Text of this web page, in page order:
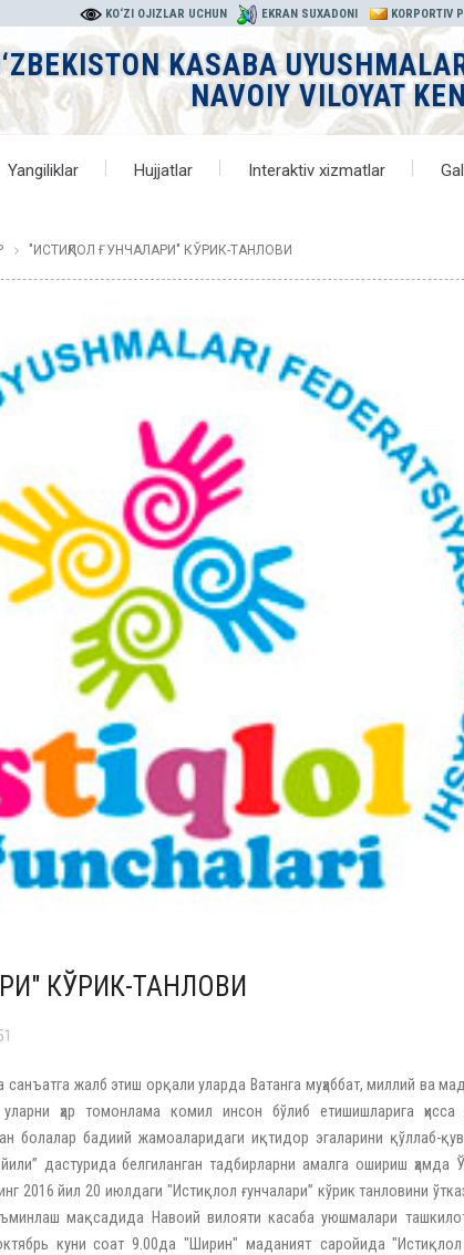
KO‘ZI OJIZLAR UCHUN EKRAN SUXADONI KORPORTIV
KASABA
NAVOIY VILOYAT
Yangiliklar Hujjatlar Interaktiv xizmatlar
"ИСТИҚЛОЛ ҒУНЧАЛАРИ" КЎРИК-ТАНЛОВИ
КЎРИК-ТАНЛОВИ
санъатга жалб этиш орқали уларда Ватанга муҳаббат, миллий ва
уларни ҳар томонлама комил инсон бўлиб етишишларига
болалар бадиий жамоаларидаги иқтидор эгаларини қўллаб-
дастурида белгиланган тадбирларни амалга ошириш ҳамда
2016 йил 20 июлдаги "Истиқлол ғунчалари” кўрик танловини
мақсадида Навоий вилояти касаба уюшмалари
куни соат 9.00да "Ширин" маданият саройида